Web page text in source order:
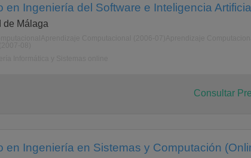
en Ingeniería del Software e Inteligencia
de Málaga
Consultar
en Ingeniería en Sistemas y Computación